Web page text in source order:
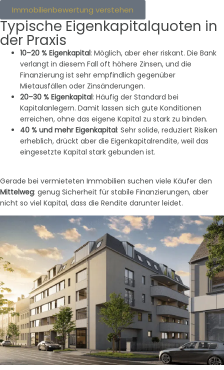
Immobilienbewertung verstehen
Typische Eigenkapitalquoten in
der Praxis
10–20 % Eigenkapital: Möglich, aber eher riskant. Die Bank
verlangt in diesem Fall oft höhere Zinsen, und die
Finanzierung ist sehr empfindlich gegenüber
Mietausfällen oder Zinsänderungen.
20–30 % Eigenkapital: Häufig der Standard bei
Kapitalanlegern. Damit lassen sich gute Konditionen
erreichen, ohne das eigene Kapital zu stark zu binden.
40 % und mehr Eigenkapital: Sehr solide, reduziert Risiken
erheblich, drückt aber die Eigenkapitalrendite, weil das
eingesetzte Kapital stark gebunden ist.
Gerade bei vermieteten Immobilien suchen viele Käufer den
Mittelweg: genug Sicherheit für stabile Finanzierungen, aber
nicht so viel Kapital, dass die Rendite darunter leidet.